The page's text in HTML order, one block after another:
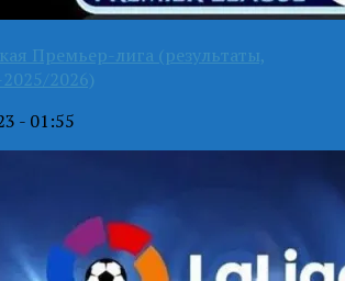
Премьер-лига (результаты,
2026)
- 01:55